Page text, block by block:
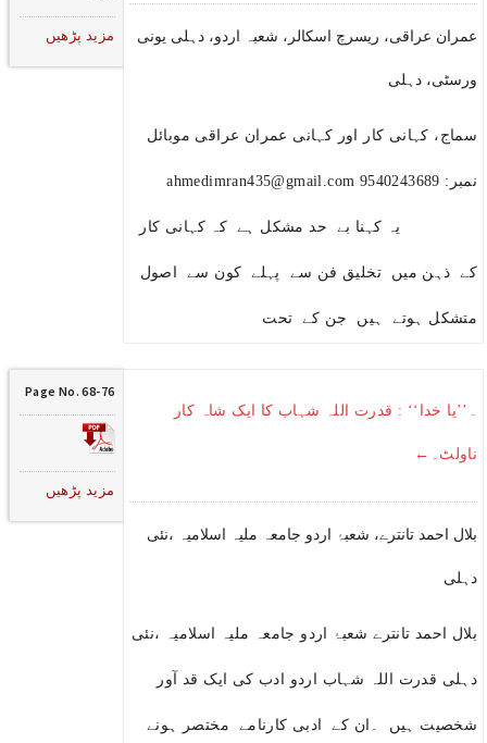
عمران عراقی، ریسرچ اسکالر، شعبہ اردو، دہلی یونی
ورسٹی، دہلی
سماج، کہانی کار اور کہانی عمران عراقی موبائل
نمبر: 9540243689 ahmedimran435@gmail.com
یہ کہنا بے حد مشکل ہے کہ کہانی کار
کے ذہن میں تخلیق فن سے پہلے کون سے اصول
متشکل ہوتے ہیں جن کے تحت
مزید پڑھیں
۔’’یا خدا‘‘ : قدرت اللہ شہاب کا ایک شاہ کار
ناولٹ۔←
بلال احمد تانترے، شعبۂ اردو جامعہ ملیہ اسلامیہ ،نئی
دہلی
بلال احمد تانترے شعبۂ اردو جامعہ ملیہ اسلامیہ ،نئی
دہلی قدرت اللہ شہاب اردو ادب کی ایک قد آور
شخصیت ہیں ۔ان کے ادبی کارنامے مختصر ہونے
Page No. 68-76
مزید پڑھیں